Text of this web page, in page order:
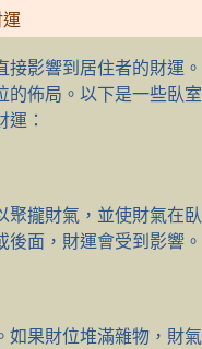
影響到居住者的財運。
的佈局。以下是一些臥室
：
聚攏財氣，並使財氣在臥
面，財運會受到影響。
如果財位堆滿雜物，財氣